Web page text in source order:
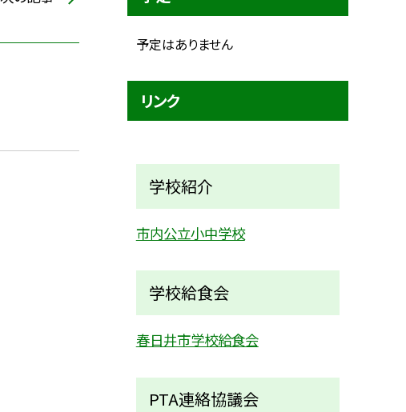
予定はありません
リンク
学校紹介
市内公立小中学校
学校給食会
春日井市学校給食会
PTA連絡協議会